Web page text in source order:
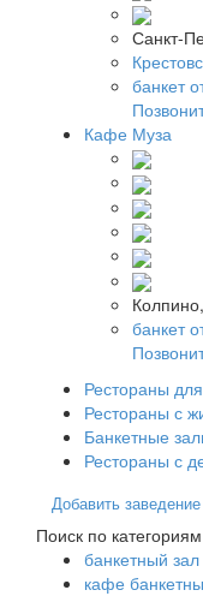
Санкт-
банкет
Кафе Муза
банкет
Рестораны
Рестораны с
Банкетные
Рестораны с
Добавить заведение
Поиск по категориям
банкетный
кафе